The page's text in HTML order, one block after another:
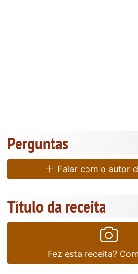
Perguntas
Falar com o autor
Título da receita
Fez esta receita?